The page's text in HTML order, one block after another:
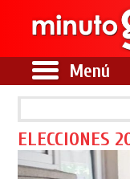
Menú
ELECCIONES